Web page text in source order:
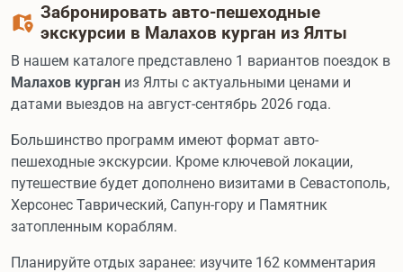
Забронировать авто-пешеходные
экскурсии в Малахов курган из Ялты
В нашем каталоге представлено 1 вариантов поездок в
Малахов курган из Ялты с актуальными ценами и
датами выездов на август-сентябрь 2026 года.
Большинство программ имеют формат авто-
пешеходные экскурсии. Кроме ключевой локации,
путешествие будет дополнено визитами в Севастополь,
Херсонес Таврический, Сапун-гору и Памятник
затопленным кораблям.
Планируйте отдых заранее: изучите 162 комментария